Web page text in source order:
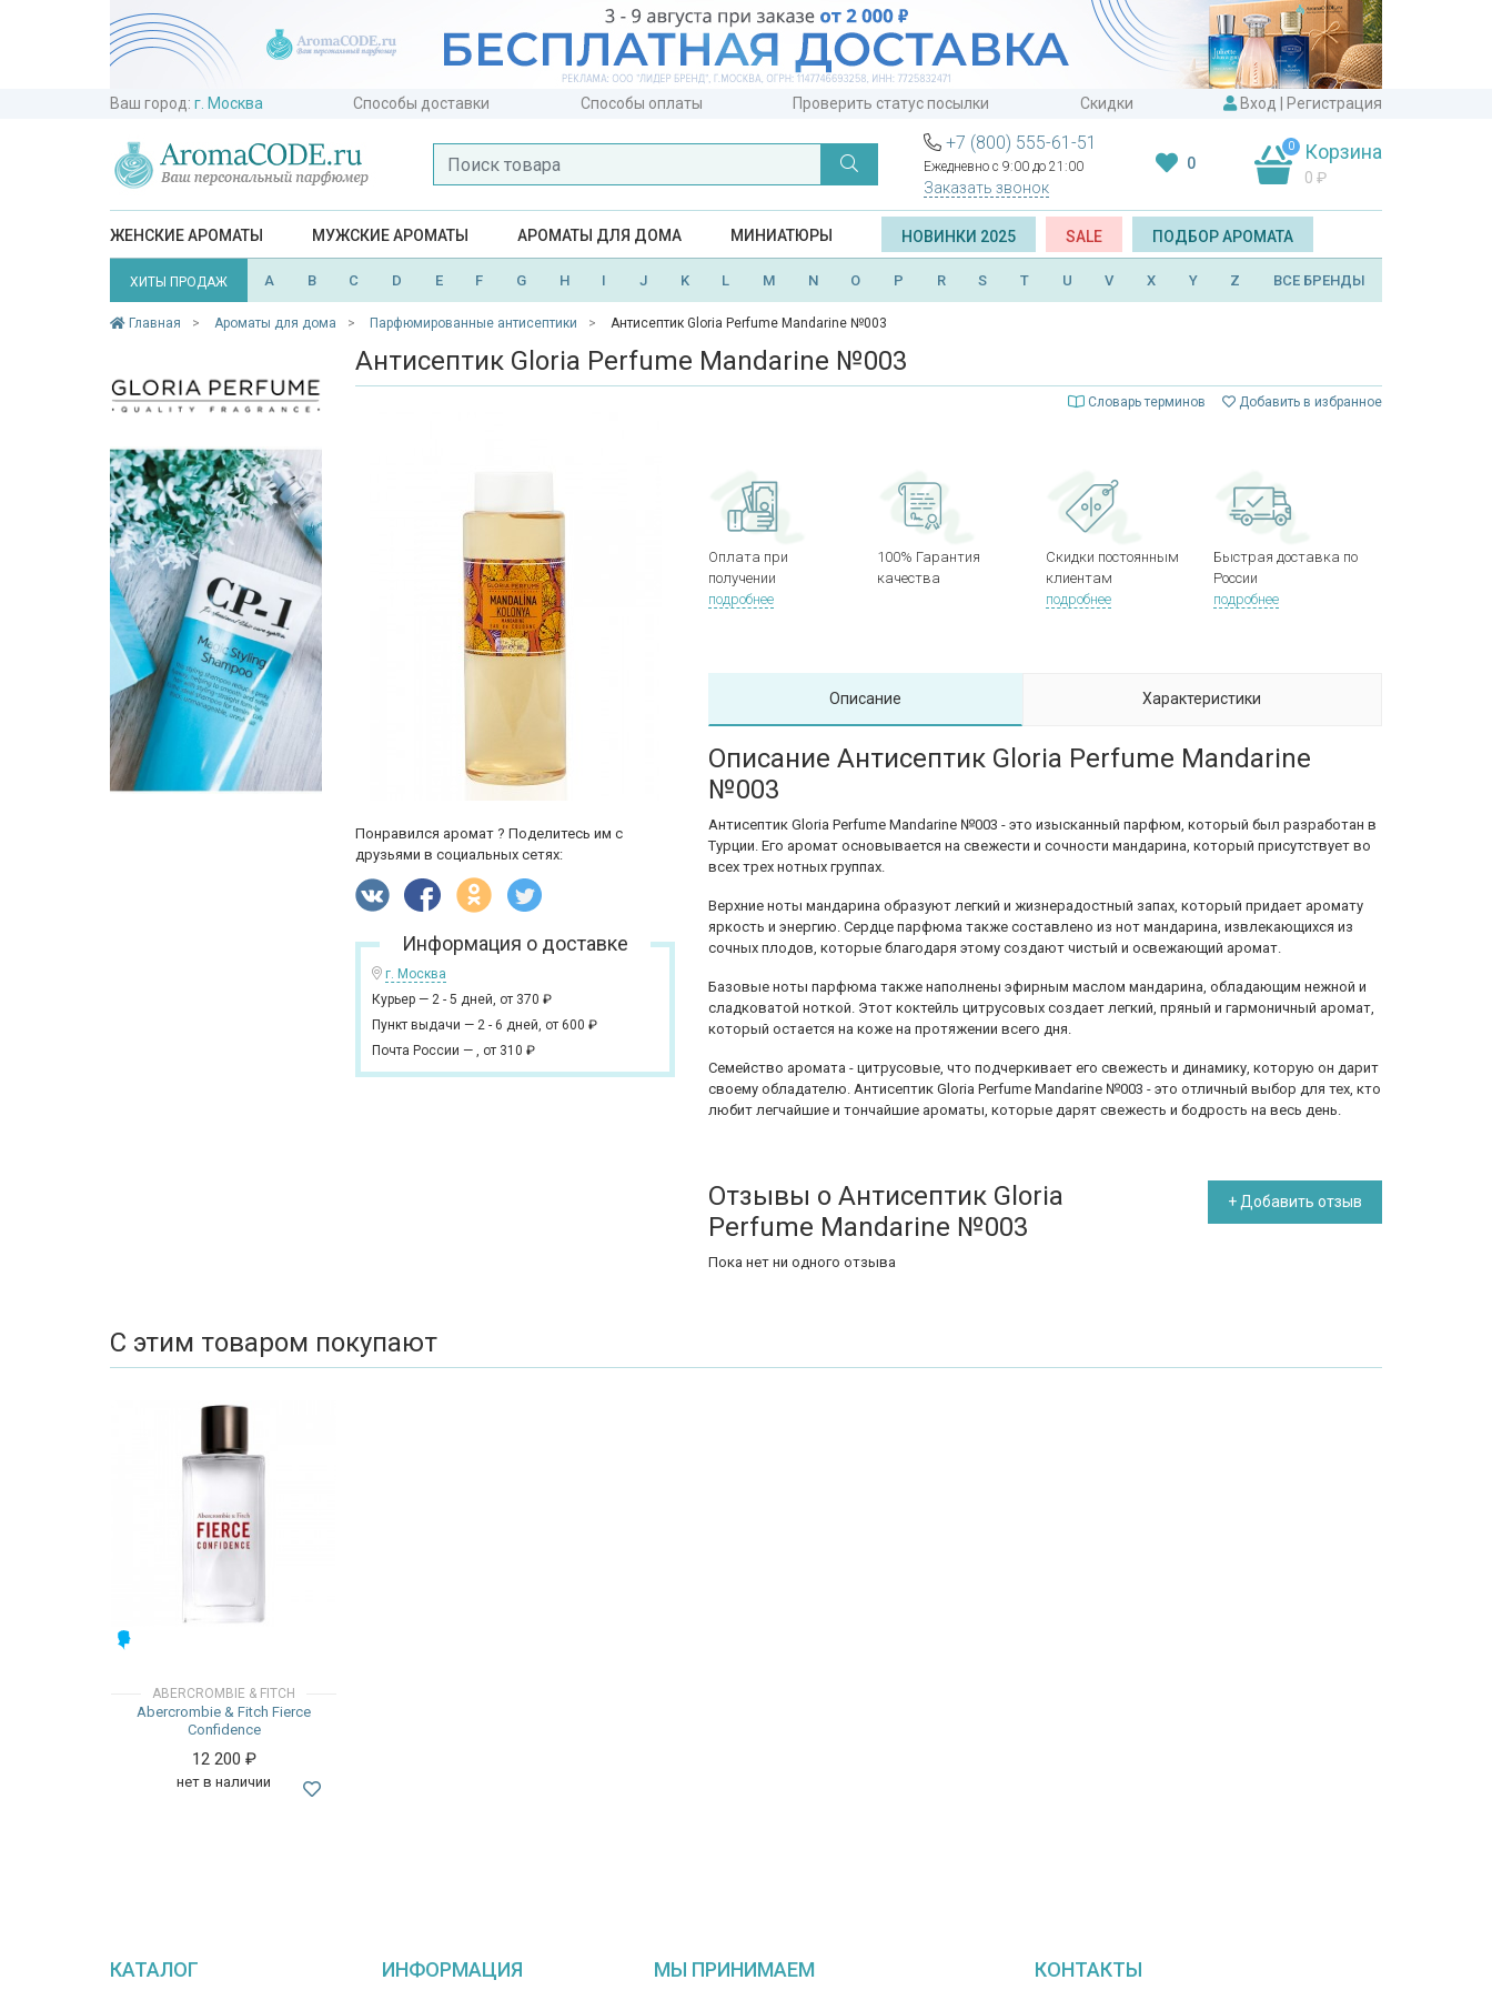
Ваш город: г. Москва Способы доставки Способы оплаты Проверить статус посылки Скидки Вход Регистрация
+7 (800) 555-61-51
Ежедневно с 9:00 до 21:00
Заказать звонок
0
0 Корзина
0 ₽
ЖЕНСКИЕ АРОМАТЫ МУЖСКИЕ АРОМАТЫ АРОМАТЫ ДЛЯ ДОМА МИНИАТЮРЫ НОВИНКИ 2025 SALE ПОДБОР АРОМАТА
ХИТЫ ПРОДАЖ A B C D E F G H I J K L M N O P R S T U V X Y Z ВСЕ БРЕНДЫ
Главная Ароматы для дома Парфюмированные антисептики Антисептик Gloria Perfume Mandarine №003
Антисептик Gloria Perfume Mandarine №003
Словарь терминов Добавить в избранное
Понравился аромат ? Поделитесь им с
друзьями в социальных сетях:
Информация о доставке
г. Москва
Курьер — 2 - 5 дней, от 370 ₽
Пункт выдачи — 2 - 6 дней, от 600 ₽
Почта России — , от 310 ₽
Оплата при
получении
подробнее
100% Гарантия
качества
Скидки постоянным
клиентам
подробнее
Быстрая доставка по
России
подробнее
Описание Характеристики
Описание Антисептик Gloria Perfume Mandarine
№003
Антисептик Gloria Perfume Mandarine №003 - это изысканный парфюм, который был разработан в
Турции. Его аромат основывается на свежести и сочности мандарина, который присутствует во
всех трех нотных группах.
Верхние ноты мандарина образуют легкий и жизнерадостный запах, который придает аромату
яркость и энергию. Сердце парфюма также составлено из нот мандарина, извлекающихся из
сочных плодов, которые благодаря этому создают чистый и освежающий аромат.
Базовые ноты парфюма также наполнены эфирным маслом мандарина, обладающим нежной и
сладковатой ноткой. Этот коктейль цитрусовых создает легкий, пряный и гармоничный аромат,
который остается на коже на протяжении всего дня.
Семейство аромата - цитрусовые, что подчеркивает его свежесть и динамику, которую он дарит
своему обладателю. Антисептик Gloria Perfume Mandarine №003 - это отличный выбор для тех, кто
любит легчайшие и тончайшие ароматы, которые дарят свежесть и бодрость на весь день.
Отзывы о Антисептик Gloria
Perfume Mandarine №003
+ Добавить отзыв
Пока нет ни одного отзыва
С этим товаром покупают
ABERCROMBIE & FITCH
Abercrombie & Fitch Fierce
Confidence
12 200 ₽
нет в наличии
КАТАЛОГ ИНФОРМАЦИЯ МЫ ПРИНИМАЕМ КОНТАКТЫ